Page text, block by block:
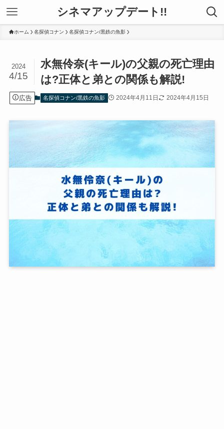
シネマアップデート!!
ホーム 名探偵コナン 名探偵コナン/黒鉄の魚影
水無伶奈(キール)の父親の死亡理由
は?正体と弟との関係も解説!
2024
4/15
広告 名探偵コナン/黒鉄の魚影 2024年4月11日 2024年4月15日